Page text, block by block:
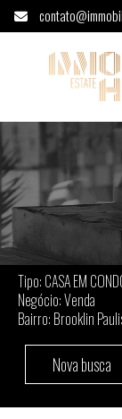
CASA EM
Tipo: CASA EM
Negócio: Venda
Bairro: Brooklin
Nova busca